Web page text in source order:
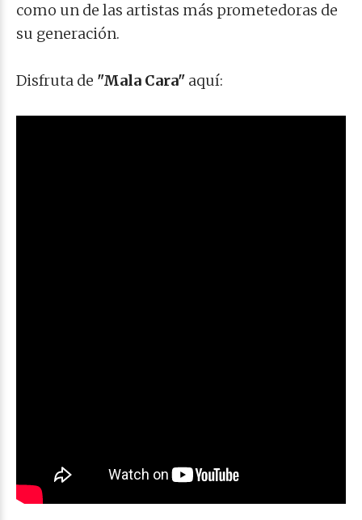
como un de las artistas más prometedoras de
su generación.
Disfruta de "Mala Cara" aquí: